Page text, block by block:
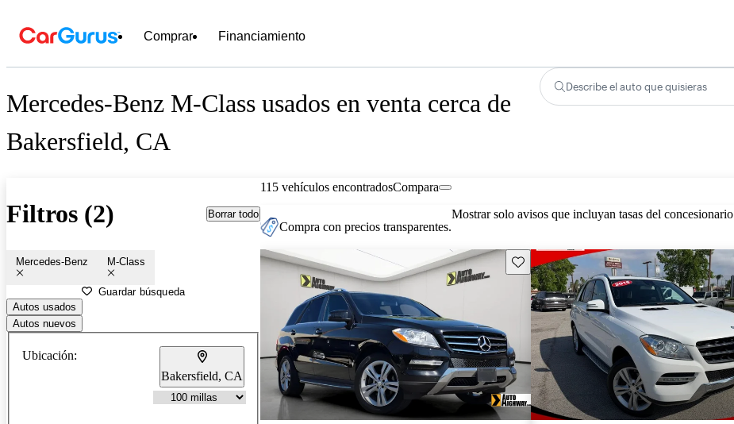
Comprar Financiamiento
Mercedes-Benz M-Class usados en venta cerca de
Bakersfield, CA
Describe el auto que quisieras
Filtros (2) Borrar todo
Mercedes-Benz M-Class
Guardar búsqueda
Autos usados
Autos nuevos
Ubicación:
Bakersfield, CA
115 vehículos encontradosCompara
Compra con precios transparentes.
Mostrar solo avisos que incluyan tasas del concesionario
Guarda este Aviso